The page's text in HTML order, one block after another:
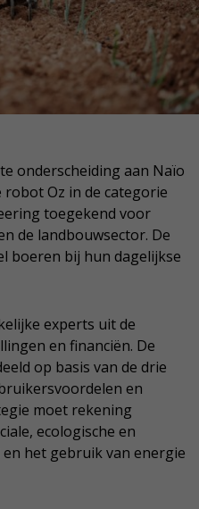
onderscheiding aan Naïo
robot Oz in de categorie
toegekend voor
de landbouwsector. De
boeren bij hun dagelijkse
experts uit de
en financiën. De
op basis van de drie
en
moet rekening
ecologische en
het gebruik van energie